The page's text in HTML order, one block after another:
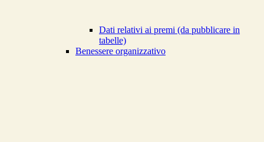
Dati relativi ai premi (da pubblicare in
tabelle)
Benessere organizzativo